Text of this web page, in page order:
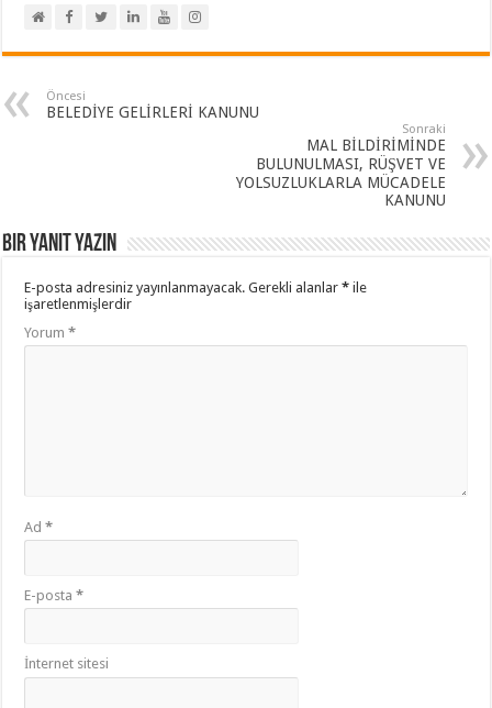
Öncesi
BELEDİYE GELİRLERİ KANUNU
Sonraki
MAL BİLDİRİMİNDE
BULUNULMASI, RÜŞVET VE
YOLSUZLUKLARLA MÜCADELE
KANUNU
Bir yanıt yazın
E-posta adresiniz yayınlanmayacak. Gerekli alanlar* ile
işaretlenmişlerdir
Yorum*
Ad*
E-posta*
İnternet sitesi